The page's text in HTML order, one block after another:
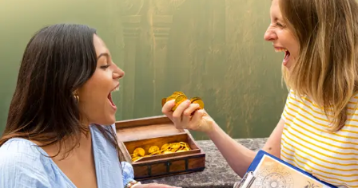
IE
IT
Prenota Biglietti
Acquista i Voucher